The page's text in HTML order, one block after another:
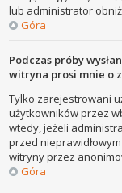
lub administrator
Góra
Podczas próby
witryna prosi mnie o
Tylko zarejestrowani
użytkowników przez
wtedy, jeżeli
przed
witryny przez
Góra